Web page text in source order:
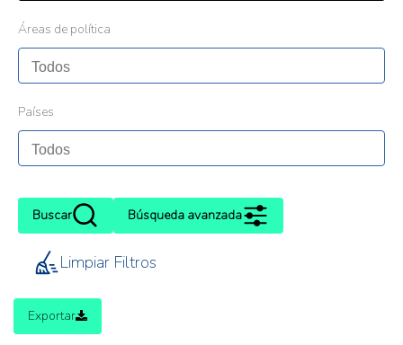
Áreas de política
Países
Buscar Búsqueda avanzada
Limpiar Filtros
Exportar